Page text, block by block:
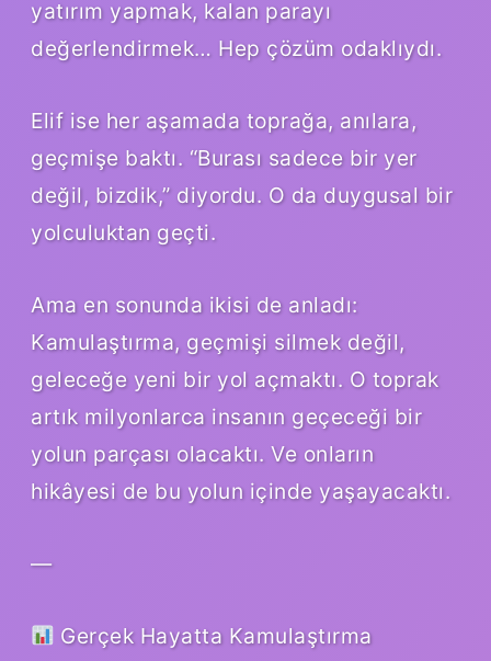
yatırım yapmak, kalan parayı
değerlendirmek… Hep çözüm odaklıydı.
Elif ise her aşamada toprağa, anılara,
geçmişe baktı. “Burası sadece bir yer
değil, bizdik,” diyordu. O da duygusal bir
yolculuktan geçti.
Ama en sonunda ikisi de anladı:
Kamulaştırma, geçmişi silmek değil,
geleceğe yeni bir yol açmaktı. O toprak
artık milyonlarca insanın geçeceği bir
yolun parçası olacaktı. Ve onların
hikâyesi de bu yolun içinde yaşayacaktı.
—
Gerçek Hayatta Kamulaştırma